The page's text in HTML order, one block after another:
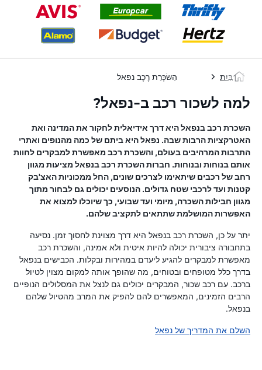
בַּיִת הַשׂכָּרַת רֶכֶב נפאל
למה לשכור רכב ב-נפאל?
השכרת רכב בנפאל היא דרך אידיאלית לחקור את המדינה ואת
האטרקציות הרבות שבה. נפאל היא ביתם של כמה מהנופים ואתרי
התרבות המרהיבים בעולם, והשכרת רכב מאפשרת למבקרים לחוות
אותם בנוחות ובנוחות. חברות השכרת רכב בנפאל מציעות מגוון
רחב של רכבים שיתאימו לצרכים שונים, החל ממכוניות האצ'בק
קטנות ועד לרכבי שטח גדולים. הנוסעים יכולים גם לבחור מתוך
מגוון חבילות השכרה, מיומי ועד שבועי, כך שיוכלו למצוא את
האפשרות המושלמת שתתאים לתקציב שלהם.
יתר על כן, השכרת רכב בנפאל היא דרך מצוינת לחסוך זמן. נסיעה
בתחבורה ציבורית יכולה להיות איטית ולא אמינה, והשכרת רכב
מאפשרת למבקרים להגיע ליעדם במהירות ובקלות. הכבישים בנפאל
בדרך כלל מטופחים ובטוחים, מה שהופך אותה למקום מצוין לטיול
ברכב. עם רכב שכור, המבקרים יכולים גם לנצל את המסלולים הנופיים
הרבים הזמינים, המאפשרים להם להפיק את המרב מהטיול שלהם
בנפאל.
השלם את המדריך של נפאל